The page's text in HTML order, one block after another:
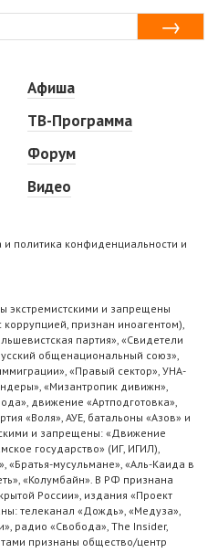
Афиша
ТВ-Программа
Форум
Видео
и политика конфиденциальности и
экстремистскими и запрещены
признан иноагентом),
партия», «Свидетели
общенациональный союз»,
«Правый сектор», УНА-
«Мизантропик дивижн»,
движение «Артподготовка»,
«Воля», АУЕ, батальоны «Азов» и
и запрещены: «Движение
государство» (ИГ, ИГИЛ),
мусульмане», «Аль-Каида в
«Колумбайн». В РФ признана
России», издания «Проект
телеканал «Дождь», «Медуза»,
радио «Свобода», The Insider,
признаны общество/центр